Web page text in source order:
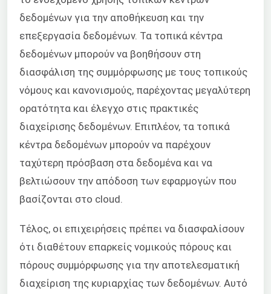
δεδομένων για την αποθήκευση και την
επεξεργασία δεδομένων. Τα τοπικά κέντρα
δεδομένων μπορούν να βοηθήσουν στη
διασφάλιση της συμμόρφωσης με τους τοπικούς
νόμους και κανονισμούς, παρέχοντας μεγαλύτερη
ορατότητα και έλεγχο στις πρακτικές
διαχείρισης δεδομένων. Επιπλέον, τα τοπικά
κέντρα δεδομένων μπορούν να παρέχουν
ταχύτερη πρόσβαση στα δεδομένα και να
βελτιώσουν την απόδοση των εφαρμογών που
βασίζονται στο cloud.
Τέλος, οι επιχειρήσεις πρέπει να διασφαλίσουν
ότι διαθέτουν επαρκείς νομικούς πόρους και
πόρους συμμόρφωσης για την αποτελεσματική
διαχείριση της κυριαρχίας των δεδομένων. Αυτό